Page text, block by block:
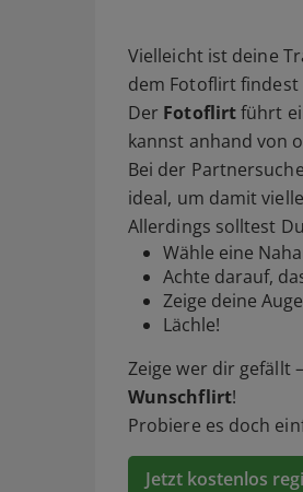
Vielleicht ist deine
dem Fotoflirt
Der Fotoflirtführt
kannst anhand von
Bei der
ideal, um damit
Allerdings solltest
Wähle eine
Achte darauf,
Zeige deine
Lächle!
Zeige wer dir gefällt
Wunschflirt!
Probiere es doch
Jetzt kostenlos